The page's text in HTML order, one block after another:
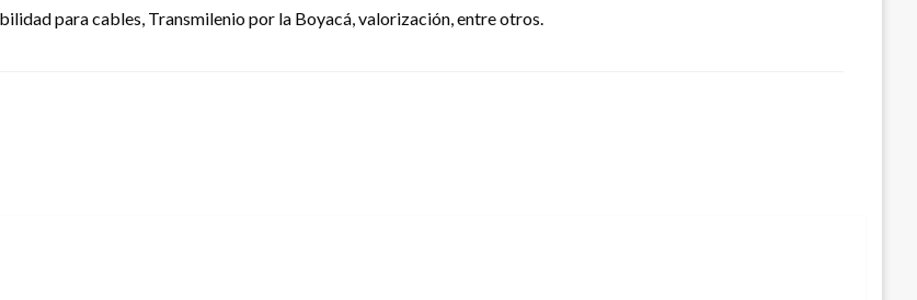
para cables, Transmilenio por la Boyacá, valorización, entre otros.